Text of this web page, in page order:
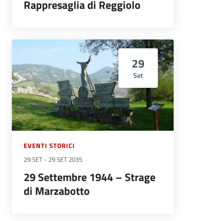
Rappresaglia di Reggiolo
29
Set
EVENTI STORICI
29 SET - 29 SET 2035
29 Settembre 1944 – Strage
di Marzabotto